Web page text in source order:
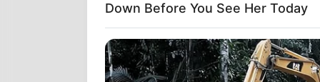
Από την
απορρίπτει
Down Before You See Her Today